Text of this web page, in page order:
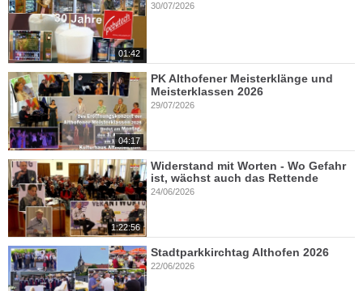
01:42
30/07/2026
04:17
PK Althofener Meisterklänge und
Meisterklassen 2026
29/07/2026
1:22:56
Widerstand mit Worten - Wo Gefahr
ist, wächst auch das Rettende
24/06/2026
Stadtparkkirchtag Althofen 2026
22/06/2026